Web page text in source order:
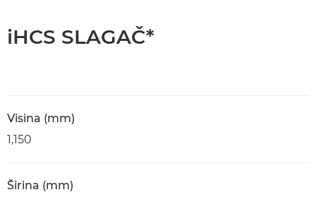
iHCS SLAGAČ*
Visina (mm)
1,150
Širina (mm)